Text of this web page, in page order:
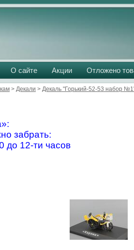
О сайте Акции Отложено
> Декали > Декаль "Горький-52-53 набор
забрать:
до 12-ти часов